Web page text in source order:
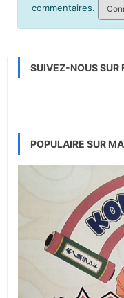
commentaires.
SUIVEZ-NOUS SUR
POPULAIRE SUR